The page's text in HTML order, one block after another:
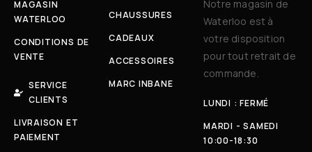
MAGASIN
WATERLOO
CONDITIONS DE
VENTE
SERVICE
CLIENTS
LIVRAISON ET
PAIEMENT
CHAUSSURES
CADEAUX
ACCESSOIRES
MARC INBANE
Notre magasin de
Waterloo est à
votre disposition
pour tout retrait de
commande.
LUNDI : FERMÉ
MARDI - SAMEDI
10:00-18:30